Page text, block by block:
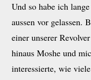
Und so habe ich
aussen vor gelassen.
einer unserer
hinaus Moshe und
interessierte, wie